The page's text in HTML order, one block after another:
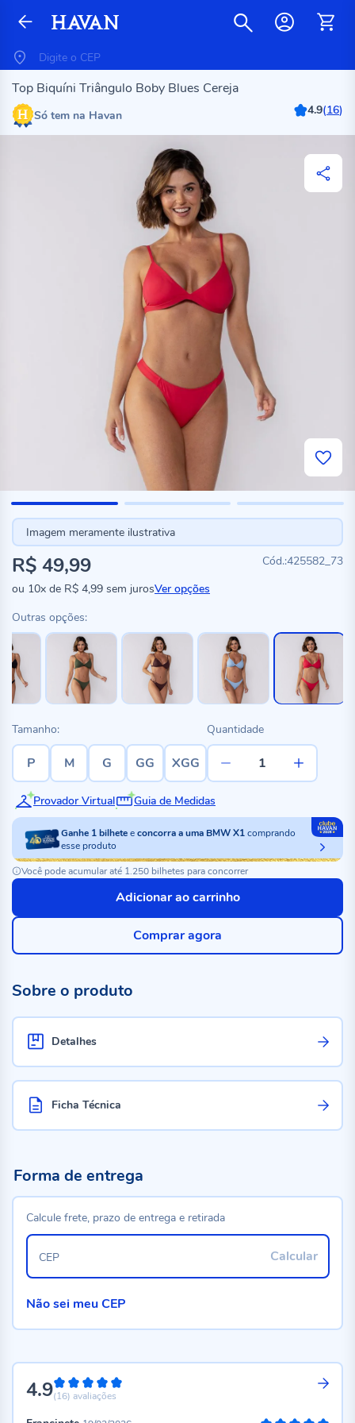
Top Biquíni Triângulo Boby Blues Cereja
Só tem na Havan 4.9(16)
Imagem meramente ilustrativa
425582_73
R$ 49,99
ou 10x de R$ 4,99 sem jurosVer opções
Outras opções:
Tamanho:
P M G GG XGG
Quantidade
Provador Virtual Guia de Medidas
Ganhe 1bilheteeconcorra a uma BMW X1comprando
esse produto
Você pode acumular até 1.250 bilhetes para concorrer
Adicionar ao carrinho
Comprar agora
Sobre o produto
Detalhes
Ficha Técnica
4.998%
(16) avaliações
Forma de entrega
Calcule frete, prazo de entrega e retirada
Calcular
CEP
Não sei meu CEP